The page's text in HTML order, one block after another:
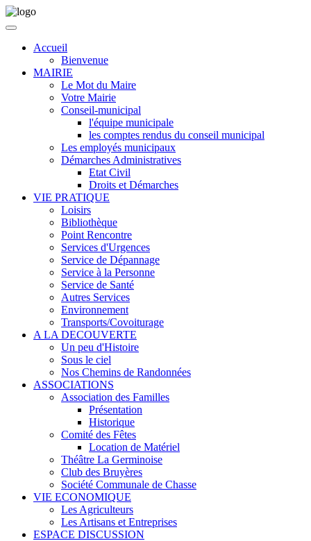
Accueil
Bienvenue
MAIRIE
Le Mot du Maire
Votre Mairie
Conseil-municipal
l'équipe municipale
les comptes rendus du conseil municipal
Les employés municipaux
Démarches Administratives
Etat Civil
Droits et Démarches
VIE PRATIQUE
Loisirs
Bibliothèque
Point Rencontre
Services d'Urgences
Service de Dépannage
Service à la Personne
Service de Santé
Autres Services
Environnement
Transports/Covoiturage
A LA DECOUVERTE
Un peu d'Histoire
Sous le ciel
Nos Chemins de Randonnées
ASSOCIATIONS
Association des Familles
Présentation
Historique
Comité des Fêtes
Location de Matériel
Théâtre La Germinoise
Club des Bruyères
Société Communale de Chasse
VIE ECONOMIQUE
Les Agriculteurs
Les Artisans et Entreprises
ESPACE DISCUSSION